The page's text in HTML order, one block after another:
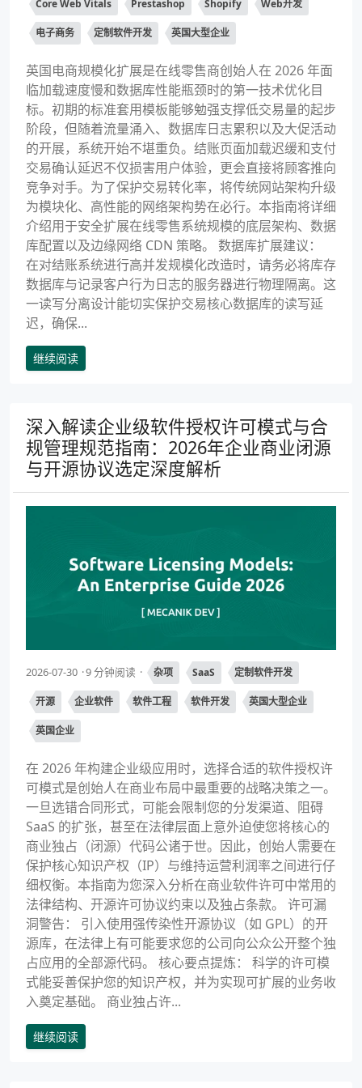
Core Web Vitals Prestashop Shopify Web开发
电子商务 定制软件开发 英国大型企业
英国电商规模化扩展是在线零售商创始人在 2026 年面
临加载速度慢和数据库性能瓶颈时的第一技术优化目
标。初期的标准套用模板能够勉强支撑低交易量的起步
阶段，但随着流量涌入、数据库日志累积以及大促活动
的开展，系统开始不堪重负。结账页面加载迟缓和支付
交易确认延迟不仅损害用户体验，更会直接将顾客推向
竞争对手。为了保护交易转化率，将传统网站架构升级
为模块化、高性能的网络架构势在必行。本指南将详细
介绍用于安全扩展在线零售系统规模的底层架构、数据
库配置以及边缘网络 CDN 策略。 数据库扩展建议：
在对结账系统进行高并发规模化改造时，请务必将库存
数据库与记录客户行为日志的服务器进行物理隔离。这
一读写分离设计能切实保护交易核心数据库的读写延
迟，确保...
继续阅读
深入解读企业级软件授权许可模式与合
规管理规范指南：2026年企业商业闭源
与开源协议选定深度解析
2026-07-30 9 分钟阅读 杂项 SaaS 定制软件开发
开源 企业软件 软件工程 软件开发 英国大型企业
英国企业
在 2026 年构建企业级应用时，选择合适的软件授权许
可模式是创始人在商业布局中最重要的战略决策之一。
一旦选错合同形式，可能会限制您的分发渠道、阻碍
SaaS 的扩张，甚至在法律层面上意外迫使您将核心的
商业独占（闭源）代码公诸于世。因此，创始人需要在
保护核心知识产权（IP）与维持运营利润率之间进行仔
细权衡。本指南为您深入分析在商业软件许可中常用的
法律结构、开源许可协议约束以及独占条款。 许可漏
洞警告： 引入使用强传染性开源协议（如 GPL）的开
源库，在法律上有可能要求您的公司向公众公开整个独
占应用的全部源代码。 核心要点提炼： 科学的许可模
式能妥善保护您的知识产权，并为实现可扩展的业务收
入奠定基础。 商业独占许...
继续阅读